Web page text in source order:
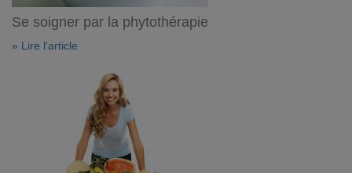
Se soigner par la phytothérapie
» Lire l'article